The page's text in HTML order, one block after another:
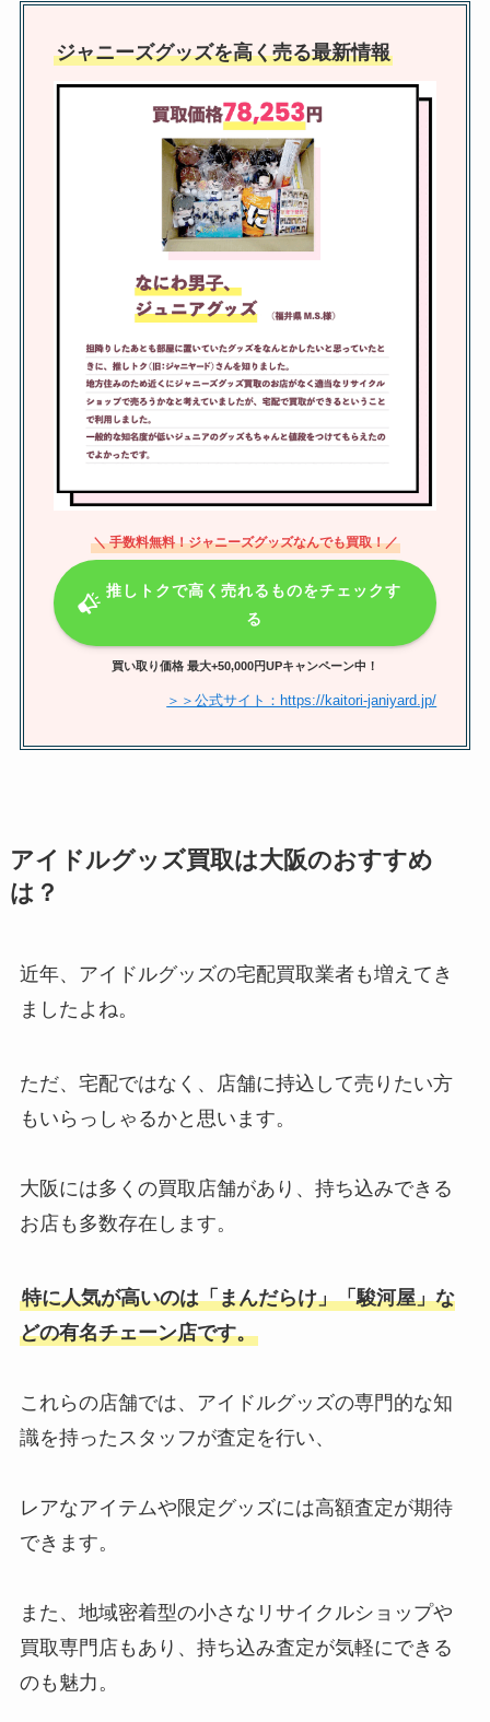
らしんばんはジャニーズの買取し
てる？池袋は？大阪や名古屋など
店舗はどこ？
なにわ男子の年齢順【2024年最
新】メンバーの誕生日・身長・人
気順も調査！
トラビスジャパンのリーダーは宮
近海斗？いつから？不祥事や人気
順も紹介
森本慎太郎は天てれに出演してい
なにわ男子のメンバーカラーの決
め方は？公式で何色？グッズ・ロ
なにわ男子ファンクラブ人数は？
ジャニーズグッズを高く売る最新情報
＼ 手数料無料！ジャニーズグッズなんでも買取！／
推しトクで高く売れるものをチェックす
る
買い取り価格 最大+50,000円UPキャンペーン中！
＞＞公式サイト：https://kaitori-janiyard.jp/
アイドルグッズ買取は大阪のおすすめ
は？
近年、アイドルグッズの宅配買取業者も増えてき
ましたよね。
ただ、宅配ではなく、店舗に持込して売りたい方
もいらっしゃるかと思います。
大阪には多くの買取店舗があり、持ち込みできる
お店も多数存在します。
特に人気が高いのは「まんだらけ」「駿河屋」な
どの有名チェーン店です。
これらの店舗では、アイドルグッズの専門的な知
識を持ったスタッフが査定を行い、
レアなアイテムや限定グッズには高額査定が期待
できます。
また、地域密着型の小さなリサイクルショップや
買取専門店もあり、持ち込み査定が気軽にできる
のも魅力。